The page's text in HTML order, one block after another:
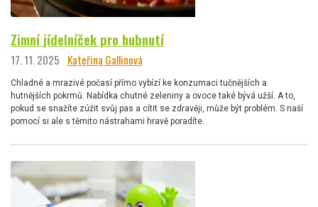
Zimní jídelníček pro hubnutí
17. 11. 2025 Kateřina Gallinová
Chladné a mrazivé počasí přímo vybízí ke konzumaci tučnějších a
hutnějších pokrmů. Nabídka chutné zeleniny a ovoce také bývá užší. A to,
pokud se snažíte zúžit svůj pas a cítit se zdravěji, může být problém. S naší
pomocí si ale s těmito nástrahami hravě poradíte.